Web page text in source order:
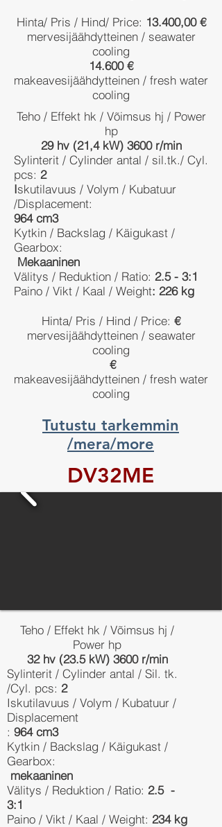
Hinta/ Pris / Hind/ Price: 13.400,00 €
mervesijäähdytteinen / seawater
cooling
14.600 €
makeavesijäähdytteinen / fresh water
cooling
Teho / Effekt hk / Võimsus hj / Power
hp
29 hv (21,4 kW) 3600 r/min
Sylinterit / Cylinder antal / sil.tk./ Cyl.
pcs: 2
Iskutilavuus / Volym / Kubatuur
/Displacement:
964 cm3
Kytkin / Backslag / Käigukast /
Gearbox:
Mekaaninen
Välitys / Reduktion / Ratio: 2.5 - 3:1
Paino / Vikt / Kaal / Weight: 226 kg
Hinta/ Pris / Hind / Price: €
mervesijäähdytteinen / seawater
cooling
€
makeavesijäähdytteinen / fresh water
cooling
Tutustu tarkemmin
/mera/more
DV32ME
Teho / Effekt hk / Võimsus hj /
Power hp
32 hv (23.5 kW) 3600 r/min
Sylinterit / Cylinder antal / Sil. tk.
/Cyl. pcs: 2
Iskutilavuus / Volym / Kubatuur /
Displacement
: 964 cm3
Kytkin / Backslag / Käigukast /
Gearbox:
mekaaninen
Välitys / Reduktion / Ratio: 2.5 -
3:1
Paino / Vikt / Kaal / Weight: 234 kg